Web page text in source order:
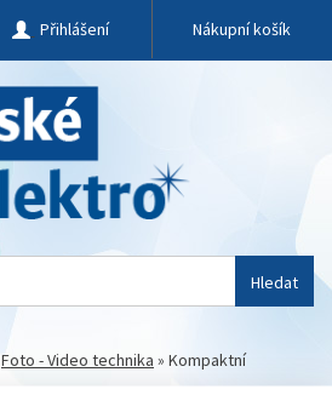
Přihlášení Nákupní košík
Hledat
Foto - Video technika » Kompaktní